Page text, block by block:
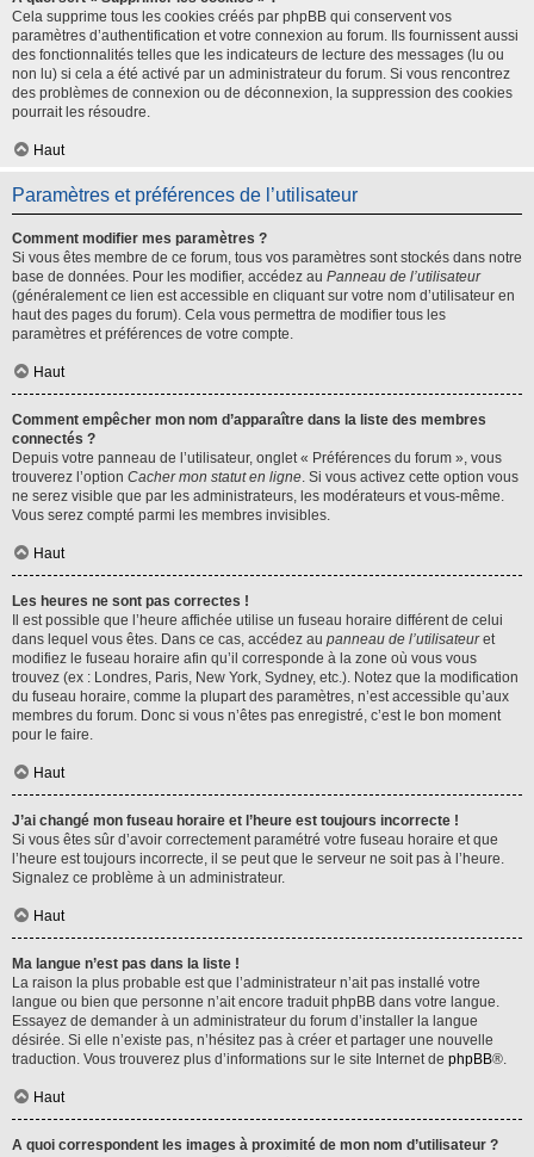
Cela supprime tous les cookies créés par phpBB qui conservent vos
paramètres d’authentification et votre connexion au forum. Ils fournissent aussi
des fonctionnalités telles que les indicateurs de lecture des messages (lu ou
non lu) si cela a été activé par un administrateur du forum. Si vous rencontrez
des problèmes de connexion ou de déconnexion, la suppression des cookies
pourrait les résoudre.
Haut
Paramètres et préférences de l’utilisateur
Comment modifier mes paramètres ?
Si vous êtes membre de ce forum, tous vos paramètres sont stockés dans notre
base de données. Pour les modifier, accédez au Panneau de l’utilisateur
(généralement ce lien est accessible en cliquant sur votre nom d’utilisateur en
haut des pages du forum). Cela vous permettra de modifier tous les
paramètres et préférences de votre compte.
Haut
Comment empêcher mon nom d’apparaître dans la liste des membres
connectés ?
Depuis votre panneau de l’utilisateur, onglet « Préférences du forum », vous
trouverez l’option Cacher mon statut en ligne. Si vous activez cette option vous
ne serez visible que par les administrateurs, les modérateurs et vous-même.
Vous serez compté parmi les membres invisibles.
Haut
Les heures ne sont pas correctes !
Il est possible que l’heure affichée utilise un fuseau horaire différent de celui
dans lequel vous êtes. Dans ce cas, accédez au panneau de l’utilisateuret
modifiez le fuseau horaire afin qu’il corresponde à la zone où vous vous
trouvez (ex : Londres, Paris, New York, Sydney, etc.). Notez que la modification
du fuseau horaire, comme la plupart des paramètres, n’est accessible qu’aux
membres du forum. Donc si vous n’êtes pas enregistré, c’est le bon moment
pour le faire.
Haut
J’ai changé mon fuseau horaire et l’heure est toujours incorrecte !
Si vous êtes sûr d’avoir correctement paramétré votre fuseau horaire et que
l’heure est toujours incorrecte, il se peut que le serveur ne soit pas à l’heure.
Signalez ce problème à un administrateur.
Haut
Ma langue n’est pas dans la liste !
La raison la plus probable est que l’administrateur n’ait pas installé votre
langue ou bien que personne n’ait encore traduit phpBB dans votre langue.
Essayez de demander à un administrateur du forum d’installer la langue
désirée. Si elle n’existe pas, n’hésitez pas à créer et partager une nouvelle
traduction. Vous trouverez plus d’informations sur le site Internet de phpBB®.
Haut
A quoi correspondent les images à proximité de mon nom d’utilisateur ?